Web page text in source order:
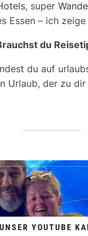
, super
Essen – ich zeige
du
du auf
Urlaub, der zu dir
UNSER YOUTUBE